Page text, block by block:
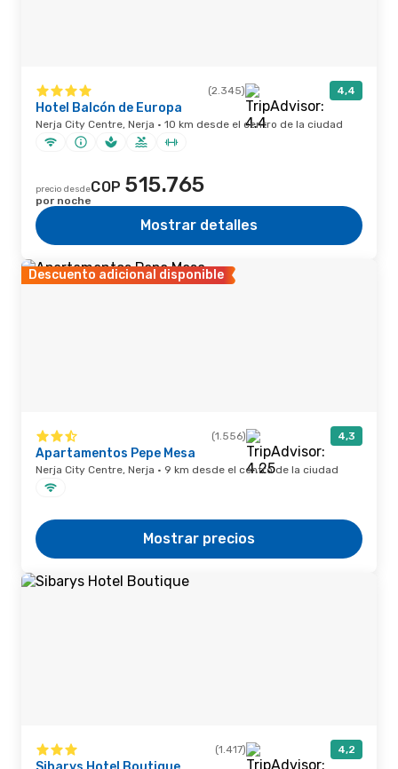
(2.345) 4,4
Hotel Balcón de Europa
Nerja City Centre, Nerja · 10 km desde el centro de la ciudad
precio desdeCOP 515.765
por noche
Mostrar detalles
Descuento adicional disponible
(1.556) 4,3
Apartamentos Pepe Mesa
Nerja City Centre, Nerja · 9 km desde el centro de la ciudad
Mostrar precios
(1.417) 4,2